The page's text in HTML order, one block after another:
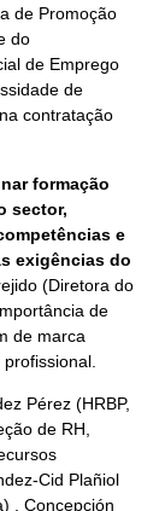
de Promoção
do
de Emprego
de
contratação
formação
sector,
e
exigências do
(Diretora do
de
de marca
Pérez (HRBP,
de RH,
Cid Plañiol
, Concepción